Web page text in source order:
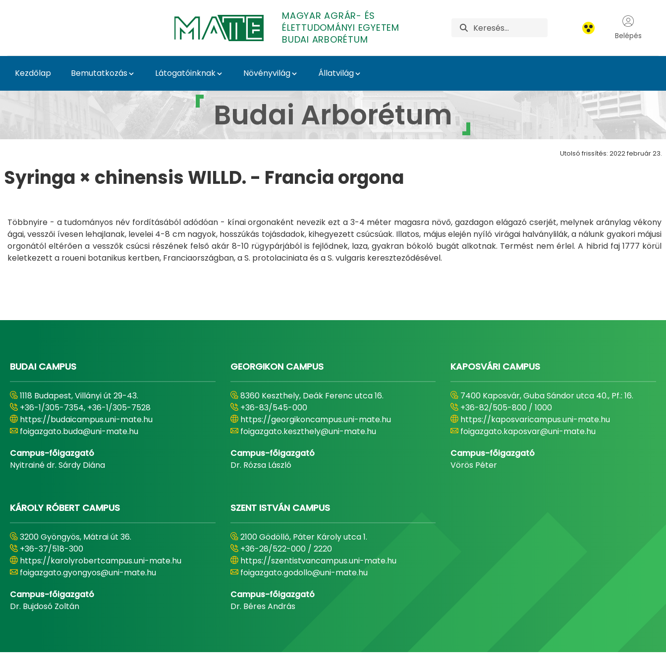
MAGYAR AGRÁR- ÉS
ÉLETTUDOMÁNYI EGYETEM
BUDAI ARBORÉTUM
Belépés
Kezdőlap Bemutatkozás Látogatóinknak Növényvilág Állatvilág
Syringa × chinensis WILLD. - Budai Arborétum
Budai Arborétum
Utolsó frissítés: 2022 február 23.
Syringa × chinensis WILLD. - Francia orgona
Többnyire - a tudományos név fordításából adódóan - kínai orgonaként nevezik ezt a 3-4 méter magasra növő, gazdagon elágazó cserjét, melynek aránylag vékony
ágai, vesszői ívesen lehajlanak, levelei 4-8 cm nagyok, hosszúkás tojásdadok, kihegyezett csúcsúak. Illatos, május elején nyíló virágai halványlilák, a nálunk gyakori májusi
orgonától eltérően a vesszők csúcsi részének felső akár 8-10 rügypárjából is fejlődnek, laza, gyakran bókoló bugát alkotnak. Termést nem érlel. A hibrid faj 1777 körül
keletkezett a roueni botanikus kertben, Franciaországban, a S. protolaciniata és a S. vulgaris kereszteződésével.
BUDAI CAMPUS
1118 Budapest, Villányi út 29-43.
+36-1/305-7354, +36-1/305-7528
https://budaicampus.uni-mate.hu
foigazgato.buda@uni-mate.hu
Campus-főigazgató
Nyitrainé dr. Sárdy Diána
GEORGIKON CAMPUS
8360 Keszthely, Deák Ferenc utca 16.
+36-83/545-000
https://georgikoncampus.uni-mate.hu
foigazgato.keszthely@uni-mate.hu
Campus-főigazgató
Dr. Rózsa László
KAPOSVÁRI CAMPUS
7400 Kaposvár, Guba Sándor utca 40., Pf.: 16.
+36-82/505-800 / 1000
https://kaposvaricampus.uni-mate.hu
foigazgato.kaposvar@uni-mate.hu
Campus-főigazgató
Vörös Péter
KÁROLY RÓBERT CAMPUS
3200 Gyöngyös, Mátrai út 36.
+36-37/518-300
https://karolyrobertcampus.uni-mate.hu
foigazgato.gyongyos@uni-mate.hu
Campus-főigazgató
Dr. Bujdosó Zoltán
SZENT ISTVÁN CAMPUS
2100 Gödöllő, Páter Károly utca 1.
+36-28/522-000 / 2220
https://szentistvancampus.uni-mate.hu
foigazgato.godollo@uni-mate.hu
Campus-főigazgató
Dr. Béres András